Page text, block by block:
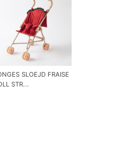
SLOEJD FRAISE
STR...